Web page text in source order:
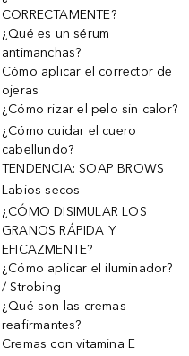
CORRECTAMENTE?
¿Qué es un sérum
antimanchas?
Cómo aplicar el corrector de
ojeras
¿Cómo rizar el pelo sin calor?
¿Cómo cuidar el cuero
cabellundo?
TENDENCIA: SOAP BROWS
Labios secos
¿CÓMO DISIMULAR LOS
GRANOS RÁPIDA Y
EFICAZMENTE?
¿Cómo aplicar el iluminador?
/ Strobing
¿Qué son las cremas
reafirmantes?
Cremas con vitamina E